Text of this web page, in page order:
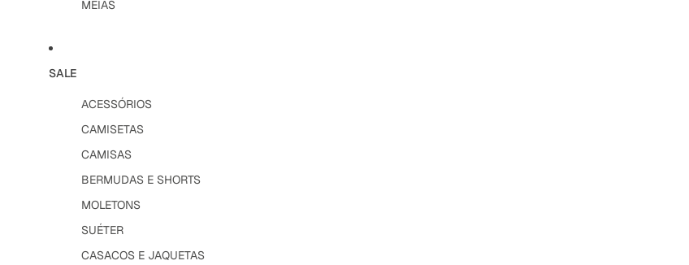
MEIAS
SALE
ACESSÓRIOS
CAMISETAS
CAMISAS
BERMUDAS E SHORTS
MOLETONS
SUÉTER
CASACOS E JAQUETAS